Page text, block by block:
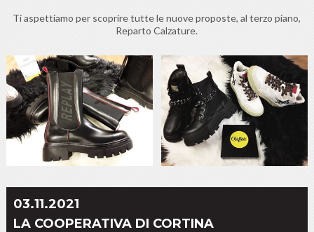
Ti aspettiamo per scoprire tutte le nuove proposte, al terzo piano,
Reparto Calzature.
03.11.2021
LA COOPERATIVA DI CORTINA